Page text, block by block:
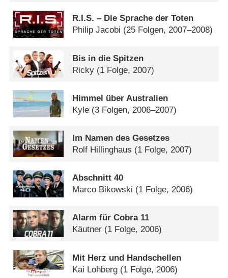
R.I.S. – Die Sprache der Toten
Philip Jacobi (25 Folgen, 2007–2008)
Bis in die Spitzen
Ricky (1 Folge, 2007)
Himmel über Australien
Kyle (3 Folgen, 2006–2007)
Im Namen des Gesetzes
Rolf Hillinghaus (1 Folge, 2007)
Abschnitt 40
Marco Bikowski (1 Folge, 2006)
Alarm für Cobra 11
Käutner (1 Folge, 2006)
Mit Herz und Handschellen
Kai Lohberg (1 Folge, 2006)